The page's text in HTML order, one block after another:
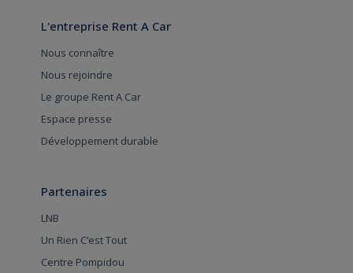
L'entreprise Rent A Car
Nous connaître
Nous rejoindre
Le groupe Rent A Car
Espace presse
Développement durable
Partenaires
LNB
Un Rien C’est Tout
Centre Pompidou